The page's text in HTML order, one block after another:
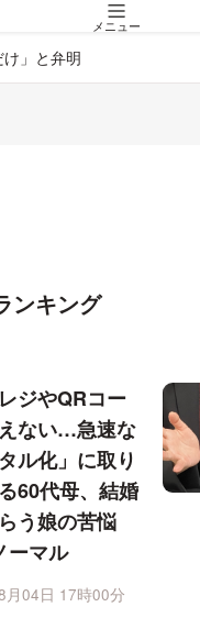
メニュー
」と弁明
ンキング
ジやQRコー
ない…急速な
ル化」に取り
60代母、結婚
う娘の苦悩
ーマル
月04日 17時00分